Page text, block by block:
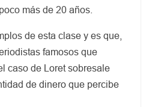
más de 20 años.
de esta clase y es que,
famosos que
caso de Loret sobresale
de dinero que percibe